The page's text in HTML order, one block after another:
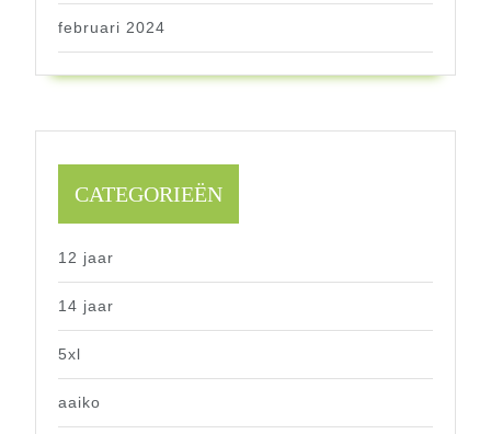
februari 2024
CATEGORIEËN
12 jaar
14 jaar
5xl
aaiko